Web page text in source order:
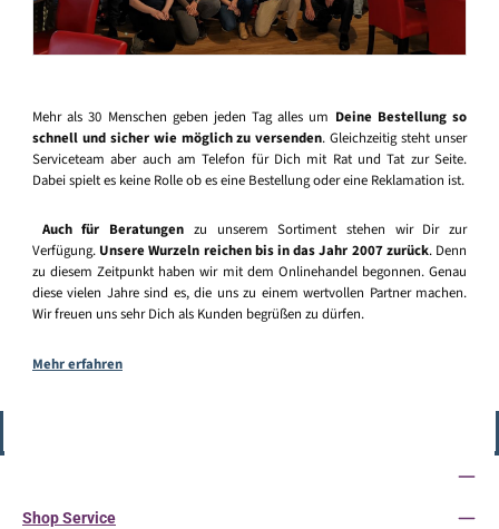
Mehr als 30 Menschen geben jeden Tag alles um Deine Bestellung so
schnell und sicher wie möglich zu versenden. Gleichzeitig steht unser
Serviceteam aber auch am Telefon für Dich mit Rat und Tat zur Seite.
Dabei spielt es keine Rolle ob es eine Bestellung oder eine Reklamation ist.
Auch für Beratungen zu unserem Sortiment stehen wir Dir zur
Verfügung. Unsere Wurzeln reichen bis in das Jahr 2007 zurück. Denn
zu diesem Zeitpunkt haben wir mit dem Onlinehandel begonnen. Genau
diese vielen Jahre sind es, die uns zu einem wertvollen Partner machen.
Wir freuen uns sehr Dich als Kunden begrüßen zu dürfen.
Mehr erfahren
Shop Service